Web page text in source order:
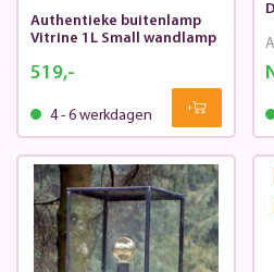
Authentieke buitenlamp
Vitrine 1L Small wandlamp
519,-
4 - 6 werkdagen